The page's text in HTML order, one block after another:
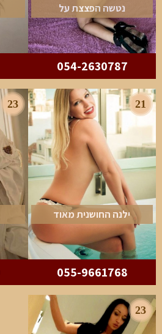
נטשה הפצצת על
054-2630787
21
ילנה החושנית מאוד
055-9661768
23
23